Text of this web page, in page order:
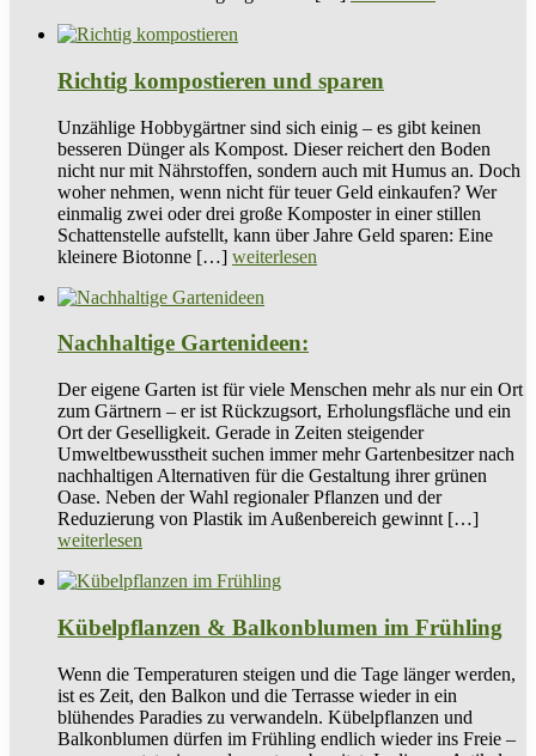
Richtig kompostieren und sparen
Unzählige Hobbygärtner sind sich einig – es gibt keinen
besseren Dünger als Kompost. Dieser reichert den Boden
nicht nur mit Nährstoffen, sondern auch mit Humus an. Doch
woher nehmen, wenn nicht für teuer Geld einkaufen? Wer
einmalig zwei oder drei große Komposter in einer stillen
Schattenstelle aufstellt, kann über Jahre Geld sparen: Eine
kleinere Biotonne […] weiterlesen
Nachhaltige Gartenideen:
Der eigene Garten ist für viele Menschen mehr als nur ein Ort
zum Gärtnern – er ist Rückzugsort, Erholungsfläche und ein
Ort der Geselligkeit. Gerade in Zeiten steigender
Umweltbewusstheit suchen immer mehr Gartenbesitzer nach
nachhaltigen Alternativen für die Gestaltung ihrer grünen
Oase. Neben der Wahl regionaler Pflanzen und der
Reduzierung von Plastik im Außenbereich gewinnt […]
weiterlesen
Kübelpflanzen & Balkonblumen im Frühling
Wenn die Temperaturen steigen und die Tage länger werden,
ist es Zeit, den Balkon und die Terrasse wieder in ein
blühendes Paradies zu verwandeln. Kübelpflanzen und
Balkonblumen dürfen im Frühling endlich wieder ins Freie –